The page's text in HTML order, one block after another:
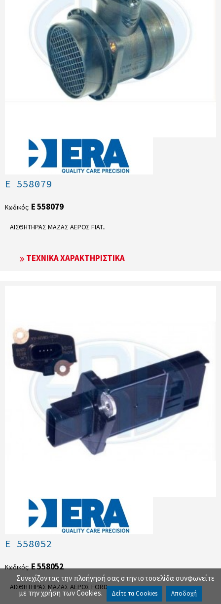
E 558079
Κωδικός: E 558079
ΑΙΣΘΗΤΗΡΑΣ ΜΑΖΑΣ ΑΕΡΟΣ FIAT..
ΤΕΧΝΙΚΆ ΧΑΡΑΚΤΗΡΙΣΤΙΚΆ
E 558052
Κωδικός:E 558052
ΑΙΣΘΗΤΗΡΑΣ ΜΑΖΑΣ ΑΕΡΟΣ FORD..
Συνεχίζοντας την πλοήγησή σας στην ιστοσελίδα συνφωνείτε
με την χρήση των Cookies.
Δείτε τα Cookies Αποδοχή